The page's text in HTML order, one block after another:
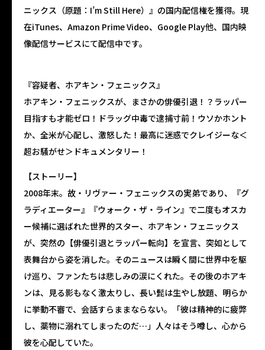
ニックス（原題：I’m Still Here）』の国内配信権を獲得。現
在iTunes、Amazon Prime Video、Google Play他、国内映
像配信サービスにて配信中です。
『容疑者、ホアキン・フェニックス』
ホアキン・フェニックスが、まさかの俳優引退！？ラッパー
目指すも才能ゼロ！ドラッグ中毒で逮捕寸前！ウソかホント
か、全米が心配し、激怒した！最高に迷惑でクレイジーな＜
超お騒がせ＞ドキュメンタリー！
【ストーリー】
2008年末。故・リヴァー・フェニックスの実弟であり、『グ
ラディエーター』『ウォーク・ザ・ライン』で二度もオスカ
ー候補に選ばれた世界的スター、ホアキン・フェニックス
が、突然の【俳優引退とラッパー転向】を宣言、突如として
表舞台から姿を消した。そのニュースは瞬く間に世界中を駆
け巡り、ファンたちは悲しみの涙にくれた。その後のホアキ
ンは、見る影もなく激太りし、長い髭は生やし放題、明らか
に挙動不審で、会話すらままならない。「彼は精神的に疲弊
し、薬物に溺れてしまったのだ…」人々はそう噂し、心から
彼を心配していた。